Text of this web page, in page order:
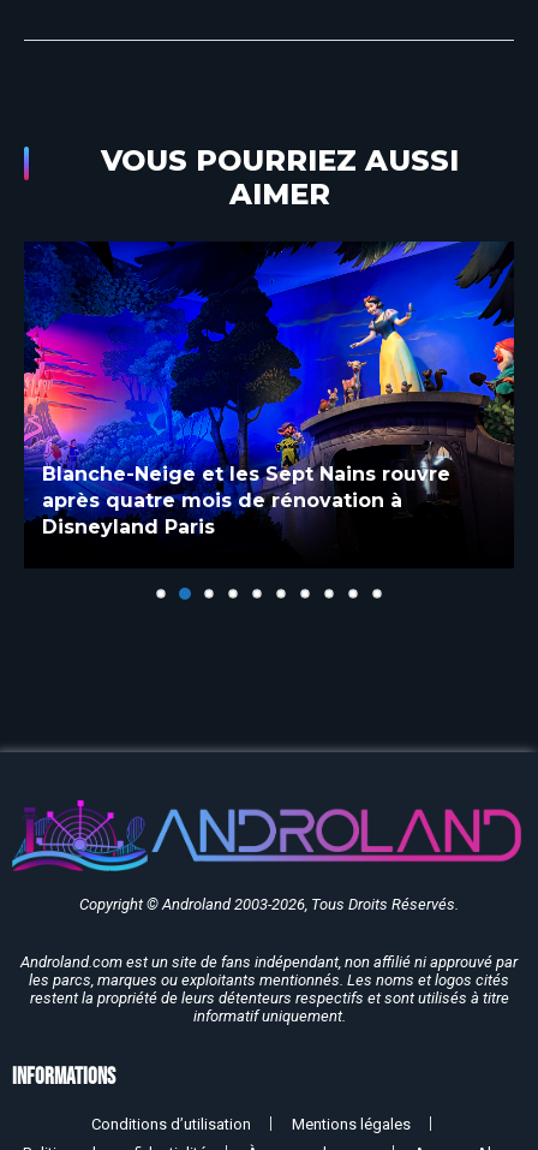
VOUS POURRIEZ AUSSI
AIMER
Blanche-Neige et les Sept Nains rouvre
après quatre mois de rénovation à
Disneyland Paris
Copyright © Androland 2003-2026, Tous Droits Réservés.
Androland.com est un site de fans indépendant, non affilié ni approuvé par
les parcs, marques ou exploitants mentionnés. Les noms et logos cités
restent la propriété de leurs détenteurs respectifs et sont utilisés à titre
informatif uniquement.
Informations
Conditions d’utilisation
Mentions légales